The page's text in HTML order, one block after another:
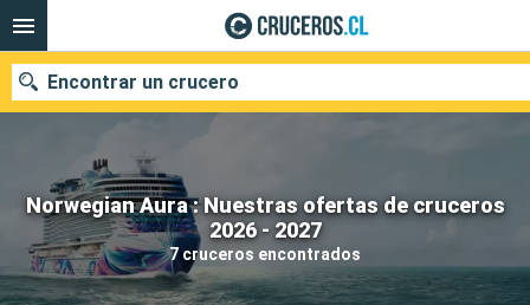
Norwegian Aura : Nuestras ofertas de cruceros
2026 - 2027
7 cruceros encontrados
Encontrar un crucero
Nuestros destinos
Fecha de salida